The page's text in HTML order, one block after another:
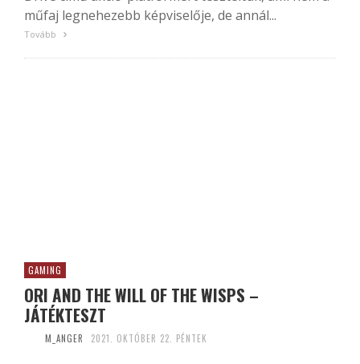
műfaj legnehezebb képviselője, de annál...
Tovább
GAMING
ORI AND THE WILL OF THE WISPS –
JÁTÉKTESZT
M_ANGER 2021. OKTÓBER 22. PÉNTEK